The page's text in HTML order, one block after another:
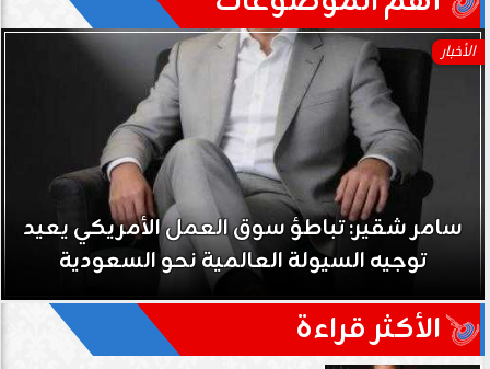
الأخبار
سامر شقير: تباطؤ سوق العمل الأمريكي يعيد
توجيه السيولة العالمية نحو السعودية
الأكثر قراءة